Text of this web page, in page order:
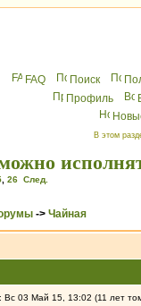
FAQ Поиск
Профиль
В этом
26 След.
-> Чайная
Вс 03 Май 15, 13:02 (11 лет